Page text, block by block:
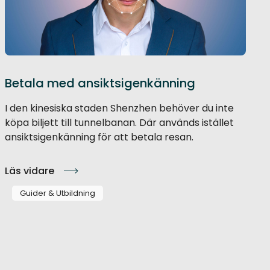
Betala med ansiktsigenkänning
I den kinesiska staden Shenzhen behöver du inte
köpa biljett till tunnelbanan. Där används istället
ansiktsigenkänning för att betala resan.
Läs vidare
Guider & Utbildning